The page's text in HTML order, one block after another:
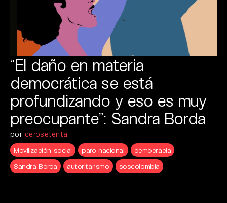
“El daño en materia
democrática se está
profundizando y eso es muy
preocupante”: Sandra Borda
por cerosetenta
Movilización social
paro nacional
democracia
Sandra Borda
autoritarismo soscolombia